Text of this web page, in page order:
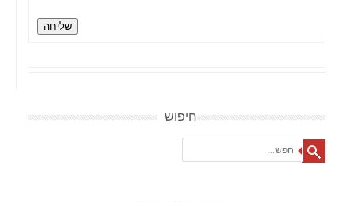
שליחה
חיפוש